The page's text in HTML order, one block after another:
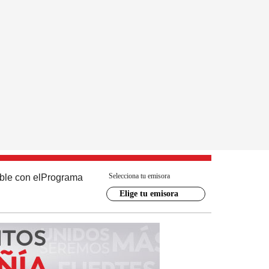
con el Programa Selecciona tu emisora
Elige tu emisora